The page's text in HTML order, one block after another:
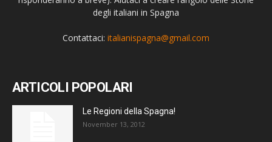
degli italiani in Spagna
Contattaci: italianispagna@gmail.com
ARTICOLI POPOLARI
Le Regioni della Spagna!
November 13, 2012